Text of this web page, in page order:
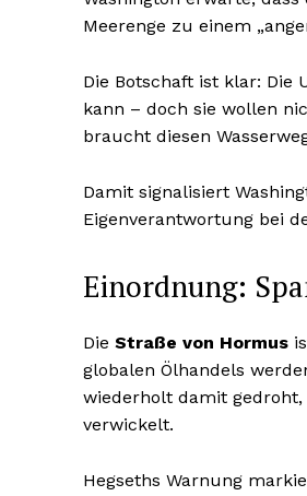
Meerenge zu einem
Die Botschaft ist klar: Die
kann – doch sie wollen
braucht diesen
Damit signalisiert
Eigenverantwortung bei
Einordnung:
Die Straße von Hormus
globalen Ölhandels
wiederholt damit
verwickelt.
Hegseths Warnung